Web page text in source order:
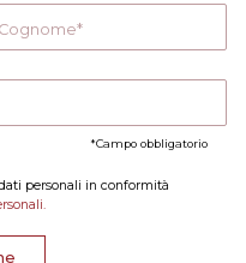
Cognome
Campo obbligatorio
personali in conformità